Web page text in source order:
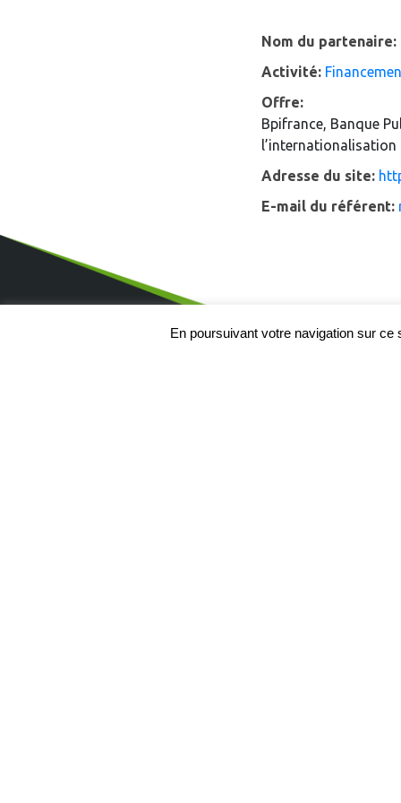
Nom du partenaire:
Activité:
Offre:
Bpifrance, Banque
l’internationalisation
Adresse du site:
E-mail du référent:
En poursuivant votre navigation sur ce